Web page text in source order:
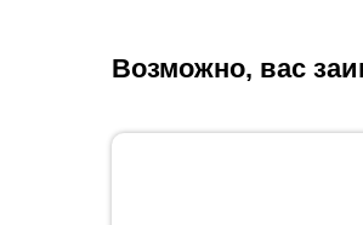
Возможно, вас